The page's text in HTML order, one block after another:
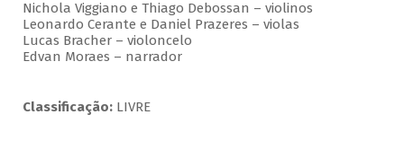
Nichola Viggiano e Thiago Debossan – violinos
Leonardo Cerante e Daniel Prazeres – violas
Lucas Bracher – violoncelo
Edvan Moraes – narrador
Classificação:LIVRE